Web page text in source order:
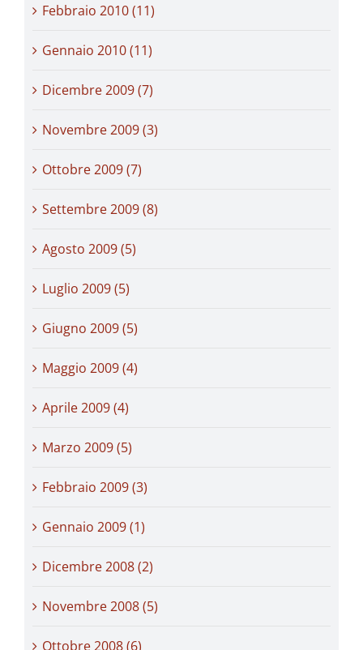
Febbraio 2010 (11)
Gennaio 2010 (11)
Dicembre 2009 (7)
Novembre 2009 (3)
Ottobre 2009 (7)
Settembre 2009 (8)
Agosto 2009 (5)
Luglio 2009 (5)
Giugno 2009 (5)
Maggio 2009 (4)
Aprile 2009 (4)
Marzo 2009 (5)
Febbraio 2009 (3)
Gennaio 2009 (1)
Dicembre 2008 (2)
Novembre 2008 (5)
Ottobre 2008 (6)